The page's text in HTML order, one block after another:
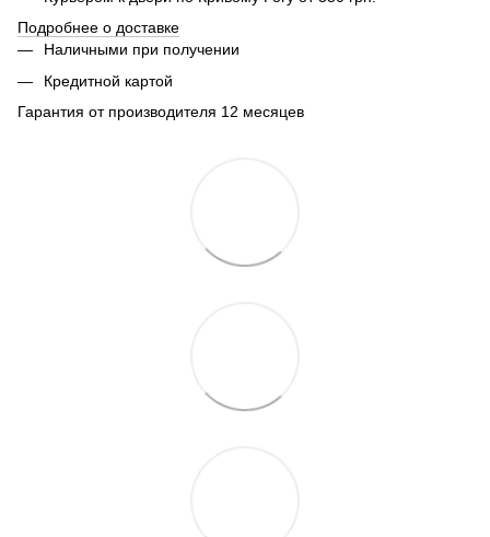
Подробнее о доставке
Наличными при получении
Кредитной картой
Гарантия от производителя 12 месяцев